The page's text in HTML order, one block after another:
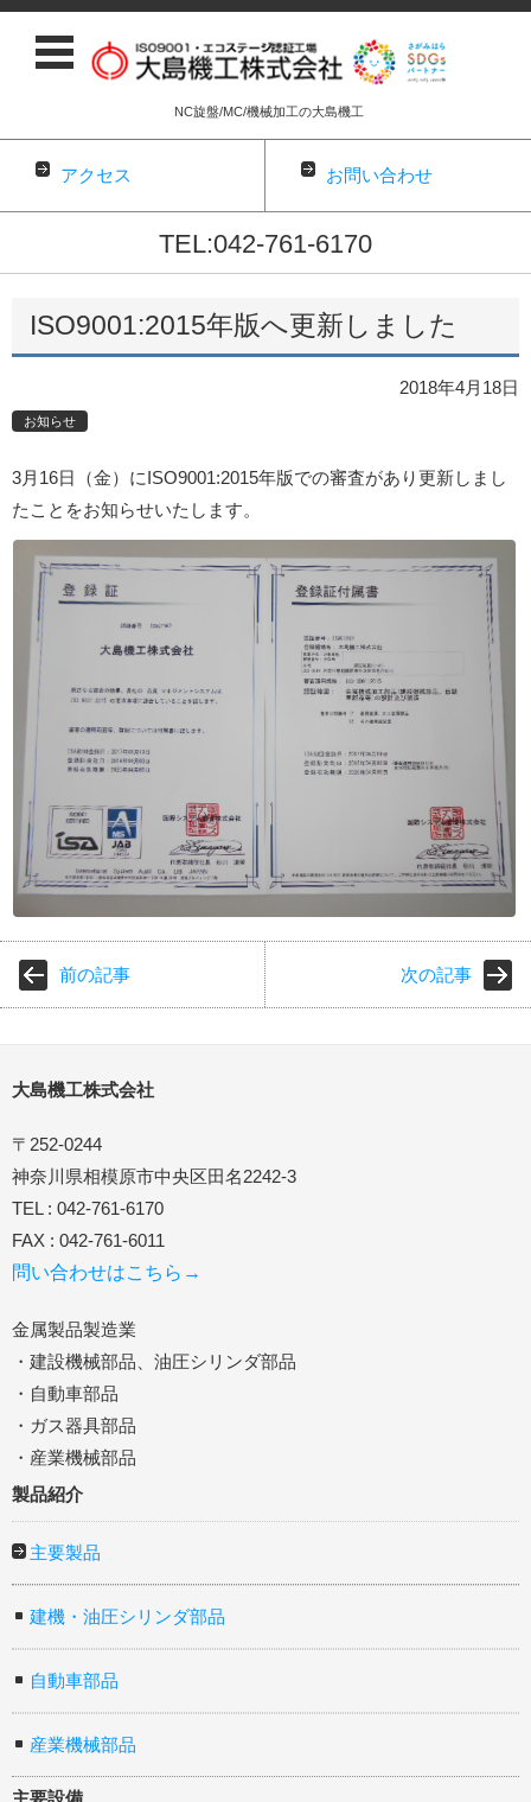
NC旋盤/MC/機械加工の大島機工
アクセス お問い合わせ
TEL:042-761-6170
コンテンツに移動
ISO9001:2015年版へ更新しました
2018年4月18日
お知らせ
3月16日（金）にISO9001:2015年版での審査があり更新しまし
たことをお知らせいたします。
前の記事 次の記事
大島機工株式会社
〒252-0244
神奈川県相模原市中央区田名2242-3
TEL : 042-761-6170
FAX : 042-761-6011
問い合わせはこちら→
金属製品製造業
・建設機械部品、油圧シリンダ部品
・自動車部品
・ガス器具部品
・産業機械部品
製品紹介
主要製品
建機・油圧シリンダ部品
自動車部品
産業機械部品
主要設備